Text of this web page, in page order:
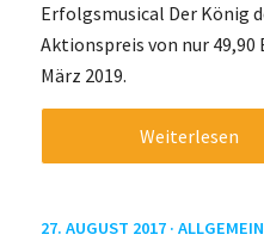
Erfolgsmusical Der König
Aktionspreis von nur 49,90
März 2019.
Weiterlesen
27. AUGUST 2017 · ALLGEMEIN